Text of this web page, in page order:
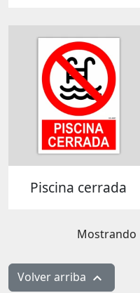
Piscina cerrada
Mostrando
Volver arriba 